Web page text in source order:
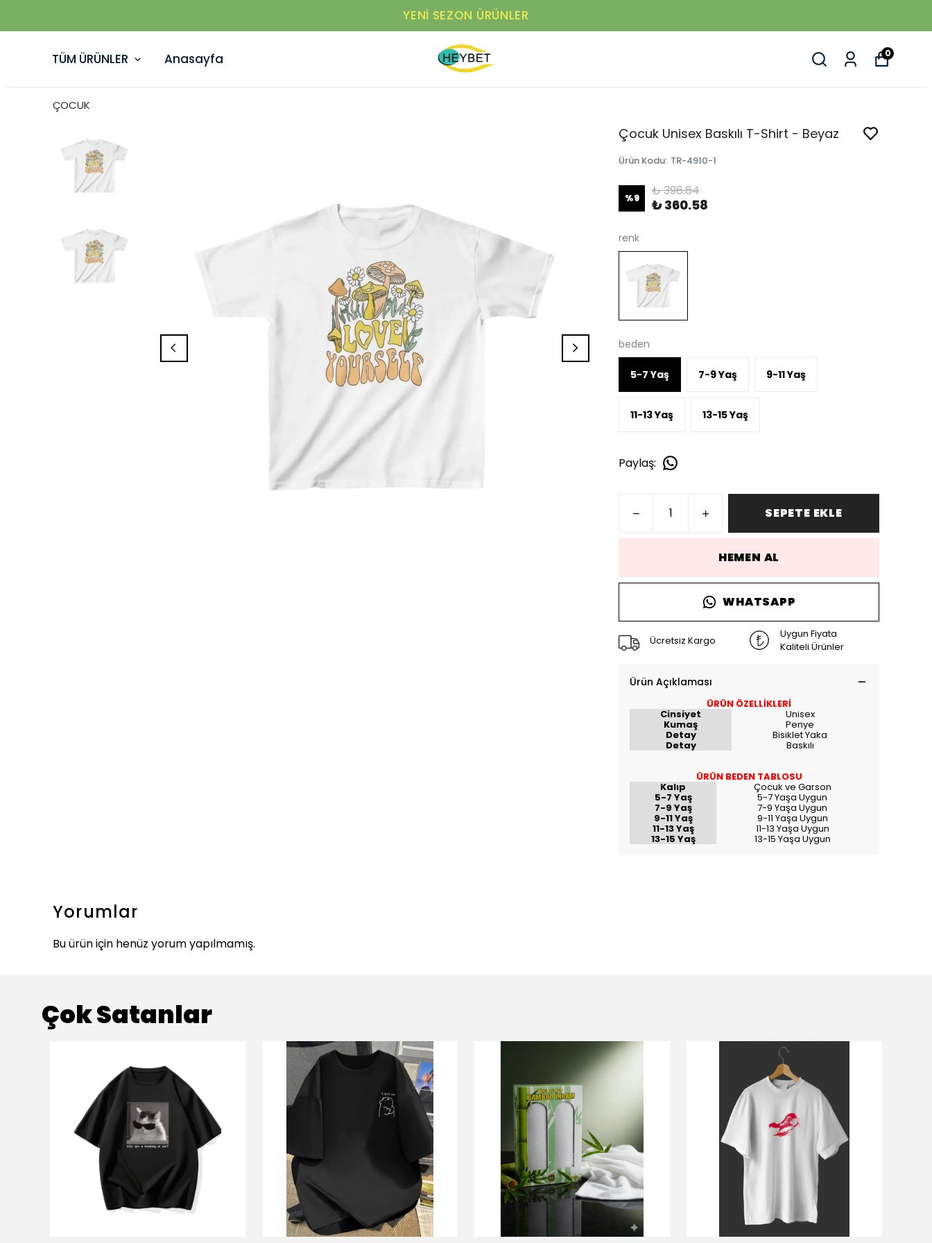
YENI SEZON ÜRÜNLER
TÜM ÜRÜNLER Anasayfa 0
ÇOCUK
Çocuk Unisex Baskılı T-Shirt - Beyaz
Ürün Kodu: TR-4910-1
%9 ₺ 396.64
₺ 360.58
renk
beden
5-7 Yaş 7-9 Yaş 9-11 Yaş
11-13 Yaş 13-15 Yaş
Paylaş:
SEPETE EKLE
HEMEN AL
WHATSAPP
Ücretsiz Kargo
Uygun Fiyata
Kaliteli Ürünler
Ürün Açıklaması
ÜRÜN ÖZELLİKLERİ
Cinsiyet Unisex
Kumaş Penye
Detay Bisiklet Yaka
Detay Baskılı
ÜRÜN BEDEN TABLOSU
Kalıp Çocuk ve Garson
5-7 Yaş 5-7 Yaşa Uygun
7-9 Yaş 7-9 Yaşa Uygun
9-11 Yaş 9-11 Yaşa Uygun
11-13 Yaş 11-13 Yaşa Uygun
13-15 Yaş 13-15 Yaşa Uygun
Yorumlar
Bu ürün için henüz yorum yapılmamış.
Çok Satanlar